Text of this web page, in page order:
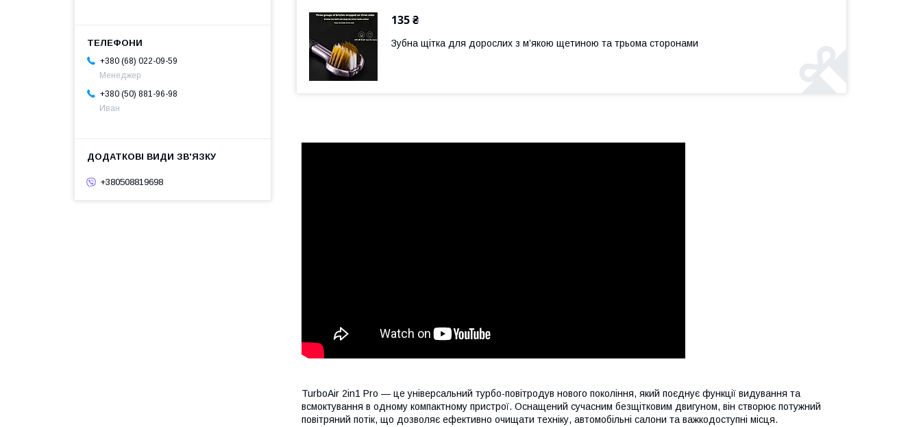
135 ₴
Зубна щітка для дорослих з м’якою щетиною та трьома сторонами
TurboAir 2in1 Pro — це універсальний турбо-повітродув нового покоління, який поєднує функції видування та
всмоктування в одному компактному пристрої. Оснащений сучасним безщітковим двигуном, він створює потужний
повітряний потік, що дозволяє ефективно очищати техніку, автомобільні салони та важкодоступні місця.
+380 (68) 022-09-59
Менеджер
+380 (50) 881-96-98
Иван
+380508819698